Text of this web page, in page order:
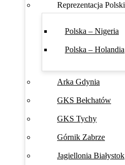
Reprezentacja Polski
Polska – Nigeria
Polska – Holandia
Arka Gdynia
GKS Bełchatów
GKS Tychy
Górnik Zabrze
Jagiellonia Białystok